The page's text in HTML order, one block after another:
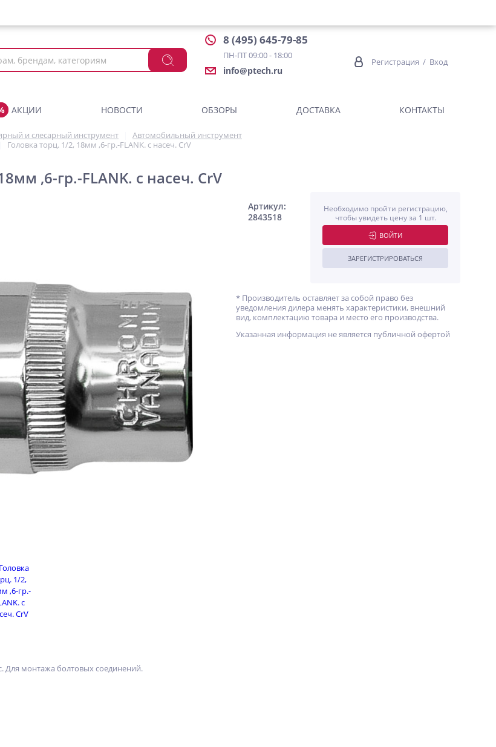
8 (495) 645-79-85
ПН-ПТ 09:00 - 18:00
info@ptech.ru
Регистрация / Вход
АКЦИИ НОВОСТИ ОБЗОРЫ ДОСТАВКА КОНТАКТЫ
и слесарный инструмент
Автомобильный инструмент
Головка торц. 1/2, 18мм ,6-гр.-FLANK. с насеч. CrV
,6-гр.-FLANK. с насеч. CrV
Артикул:
2843518
Необходимо пройти регистрацию,
чтобы увидеть цену за 1 шт.
ВОЙТИ
ЗАРЕГИСТРИРОВАТЬСЯ
* Производитель оставляет за собой право без
уведомления дилера менять характеристики, внешний
вид, комплектацию товара и место его производства.
Указанная информация не является публичной офертой
Для монтажа болтовых соединений.